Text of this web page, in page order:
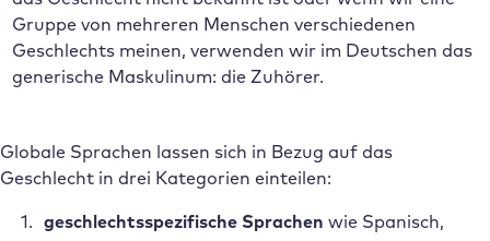
Gruppe von mehreren Menschen verschiedenen
Geschlechts meinen, verwenden wir im Deutschen das
generische Maskulinum: die Zuhörer.
Globale Sprachen lassen sich in Bezug auf das
Geschlecht in drei Kategorien einteilen:
geschlechtsspezifische Sprachen wie Spanisch,